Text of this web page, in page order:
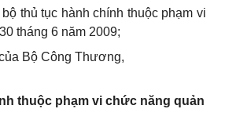
thủ tục hành chính thuộc phạm vi
tháng 6 năm 2009;
Bộ Công Thương,
thuộc phạm vi chức năng quản